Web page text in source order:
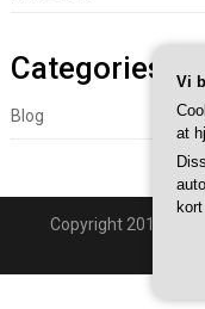
Categories
Blog
Copyright 2018 -
Vi
at